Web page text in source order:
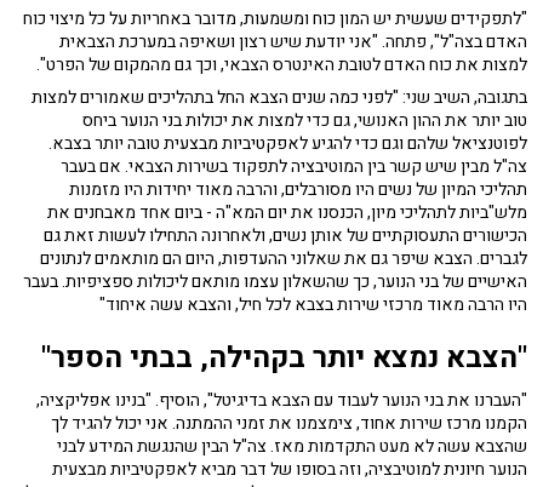
"לתפקידים שעשית יש המון כוח ומשמעות, מדובר באחריות על כל מיצוי כוח
האדם בצה"ל", פתחה. "אני יודעת שיש רצון ושאיפה במערכת הצבאית
למצות את כוח האדם לטובת האינטרס הצבאי, וכך גם מהמקום של הפרט".
בתגובה, השיב שני: "לפני כמה שנים הצבא החל בתהליכים שאמורים למצות
טוב יותר את ההון האנושי, גם כדי למצות את יכולות בני הנוער ביחס
לפוטנציאל שלהם וגם כדי להגיע לאפקטיביות מבצעית טובה יותר בצבא.
צה"ל מבין שיש קשר בין המוטיבציה לתפקוד בשירות הצבאי. אם בעבר
תהליכי המיון של נשים היו מסורבלים, והרבה מאוד יחידות היו מזמנות
מלש"ביות לתהליכי מיון, הכנסנו את יום המא"ה - ביום אחד מאבחנים את
הכישורים התעסוקתיים של אותן נשים, ולאחרונה התחילו לעשות זאת גם
לגברים. הצבא שיפר גם את שאלוני ההעדפות, היום הם מותאמים לנתונים
האישיים של בני הנוער, כך שהשאלון עצמו מותאם ליכולות ספציפיות. בעבר
היו הרבה מאוד מרכזי שירות בצבא לכל חיל, והצבא עשה איחוד"
"הצבא נמצא יותר בקהילה, בבתי הספר"
"העברנו את בני הנוער לעבוד עם הצבא בדיגיטל", הוסיף. "בנינו אפליקציה,
הקמנו מרכז שירות אחוד, צימצמנו את זמני ההמתנה. אני יכול להגיד לך
שהצבא עשה לא מעט התקדמות מאז. צה"ל הבין שהנגשת המידע לבני
הנוער חיונית למוטיבציה, וזה בסופו של דבר מביא לאפקטיביות מבצעית